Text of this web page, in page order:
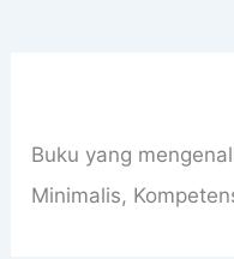
Buku yang
Minimalis,